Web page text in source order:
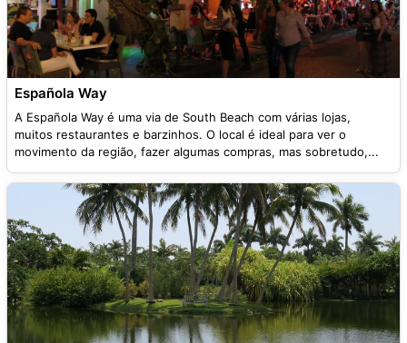
Española Way
A Española Way é uma via de South Beach com várias lojas,
muitos restaurantes e barzinhos. O local é ideal para ver o
movimento da região, fazer algumas compras, mas sobretudo,...